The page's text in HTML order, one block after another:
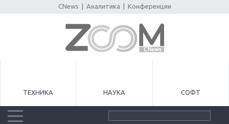
CNews Аналитика Конференции
ТЕХНИКА НАУКА СОФТ